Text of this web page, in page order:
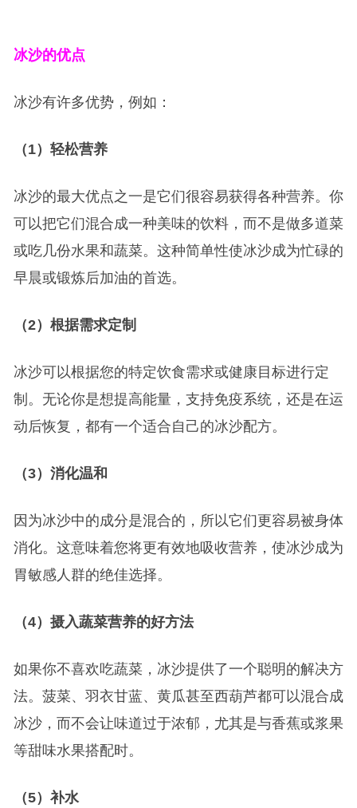
冰沙的优点
冰沙有许多优势，例如：
（1）轻松营养
冰沙的最大优点之一是它们很容易获得各种营养。你
可以把它们混合成一种美味的饮料，而不是做多道菜
或吃几份水果和蔬菜。这种简单性使冰沙成为忙碌的
早晨或锻炼后加油的首选。
（2）根据需求定制
冰沙可以根据您的特定饮食需求或健康目标进行定
制。无论你是想提高能量，支持免疫系统，还是在运
动后恢复，都有一个适合自己的冰沙配方。
（3）消化温和
因为冰沙中的成分是混合的，所以它们更容易被身体
消化。这意味着您将更有效地吸收营养，使冰沙成为
胃敏感人群的绝佳选择。
（4）摄入蔬菜营养的好方法
如果你不喜欢吃蔬菜，冰沙提供了一个聪明的解决方
法。菠菜、羽衣甘蓝、黄瓜甚至西葫芦都可以混合成
冰沙，而不会让味道过于浓郁，尤其是与香蕉或浆果
等甜味水果搭配时。
（5）补水